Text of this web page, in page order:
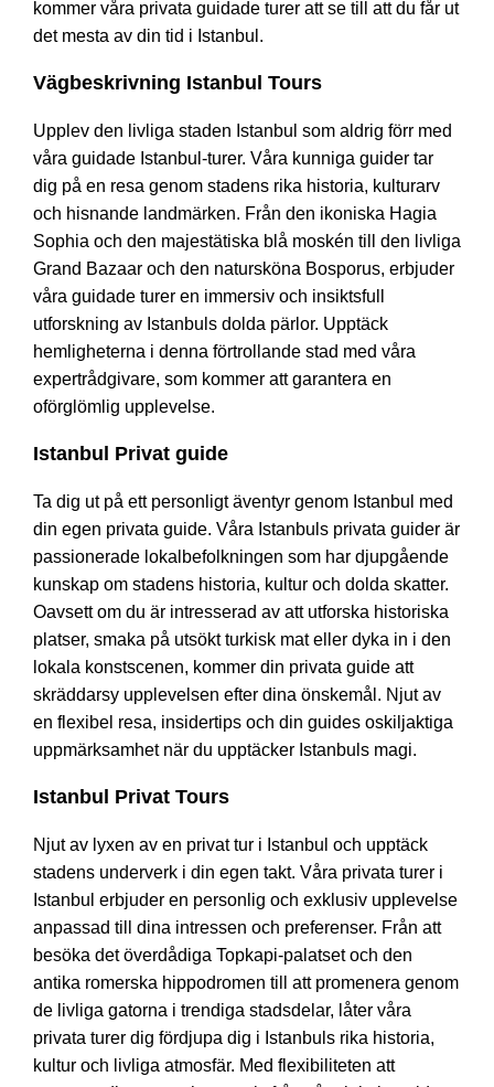
kommer våra privata guidade turer att se till att du får ut
det mesta av din tid i Istanbul.
Vägbeskrivning Istanbul Tours
Upplev den livliga staden Istanbul som aldrig förr med
våra guidade Istanbul-turer. Våra kunniga guider tar
dig på en resa genom stadens rika historia, kulturarv
och hisnande landmärken. Från den ikoniska Hagia
Sophia och den majestätiska blå moskén till den livliga
Grand Bazaar och den natursköna Bosporus, erbjuder
våra guidade turer en immersiv och insiktsfull
utforskning av Istanbuls dolda pärlor. Upptäck
hemligheterna i denna förtrollande stad med våra
expertrådgivare, som kommer att garantera en
oförglömlig upplevelse.
Istanbul Privat guide
Ta dig ut på ett personligt äventyr genom Istanbul med
din egen privata guide. Våra Istanbuls privata guider är
passionerade lokalbefolkningen som har djupgående
kunskap om stadens historia, kultur och dolda skatter.
Oavsett om du är intresserad av att utforska historiska
platser, smaka på utsökt turkisk mat eller dyka in i den
lokala konstscenen, kommer din privata guide att
skräddarsy upplevelsen efter dina önskemål. Njut av
en flexibel resa, insidertips och din guides oskiljaktiga
uppmärksamhet när du upptäcker Istanbuls magi.
Istanbul Privat Tours
Njut av lyxen av en privat tur i Istanbul och upptäck
stadens underverk i din egen takt. Våra privata turer i
Istanbul erbjuder en personlig och exklusiv upplevelse
anpassad till dina intressen och preferenser. Från att
besöka det överdådiga Topkapi-palatset och den
antika romerska hippodromen till att promenera genom
de livliga gatorna i trendiga stadsdelar, låter våra
privata turer dig fördjupa dig i Istanbuls rika historia,
kultur och livliga atmosfär. Med flexibiliteten att